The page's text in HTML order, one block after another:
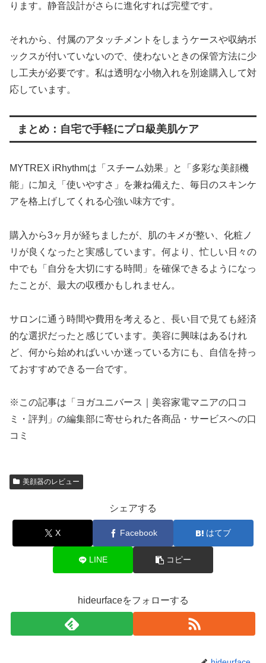
ります。静音設計がさらに進化すれば完璧です。
それから、付属のアタッチメントをしまうケースや収納ボ
ックスが付いていないので、使わないときの保管方法に少
し工夫が必要です。私は透明な小物入れを別途購入して対
応しています。
まとめ：自宅で手軽にプロ級美肌ケア
MYTREX iRhythmは「スチーム効果」と「多彩な美顔機
能」に加え「使いやすさ」を兼ね備えた、毎日のスキンケ
アを格上げしてくれる心強い味方です。
購入から3ヶ月が経ちましたが、肌のキメが整い、化粧ノ
リが良くなったと実感しています。何より、忙しい日々の
中でも「自分を大切にする時間」を確保できるようになっ
たことが、最大の収穫かもしれません。
サロンに通う時間や費用を考えると、長い目で見ても経済
的な選択だったと感じています。美容に興味はあるけれ
ど、何から始めればいいか迷っている方にも、自信を持っ
ておすすめできる一台です。
※この記事は「ヨガユニバース｜美容家電マニアの口コ
ミ・評判」の編集部に寄せられた各商品・サービスへの口
コミ
美顔器のレビュー
シェアする
X Facebook はてブ
LINE コピー
hideurfaceをフォローする